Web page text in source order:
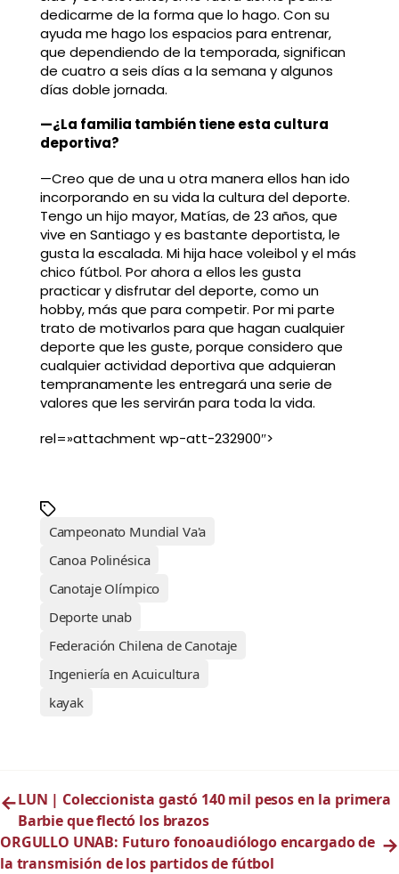
dedicarme de la forma que lo hago. Con su
ayuda me hago los espacios para entrenar,
que dependiendo de la temporada, significan
de cuatro a seis días a la semana y algunos
días doble jornada.
—¿La familia también tiene esta cultura
deportiva?
—Creo que de una u otra manera ellos han ido
incorporando en su vida la cultura del deporte.
Tengo un hijo mayor, Matías, de 23 años, que
vive en Santiago y es bastante deportista, le
gusta la escalada. Mi hija hace voleibol y el más
chico fútbol. Por ahora a ellos les gusta
practicar y disfrutar del deporte, como un
hobby, más que para competir. Por mi parte
trato de motivarlos para que hagan cualquier
deporte que les guste, porque considero que
cualquier actividad deportiva que adquieran
tempranamente les entregará una serie de
valores que les servirán para toda la vida.
rel=»attachment wp-att-232900″>
Campeonato Mundial Va'a
Canoa Polinésica
Canotaje Olímpico
Deporte unab
Federación Chilena de Canotaje
Ingeniería en Acuicultura
kayak
←LUN | Coleccionista gastó 140 mil pesos en la primera
Barbie que flectó los brazos
ORGULLO UNAB: Futuro fonoaudiólogo encargado de
la transmisión de los partidos de fútbol
→